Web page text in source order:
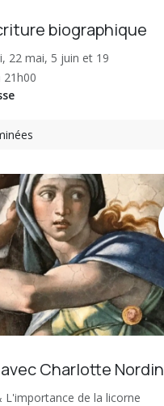
biographique
22 mai, 5 juin et 19
21h00
Charlotte Nordin
L'importance de la licorne